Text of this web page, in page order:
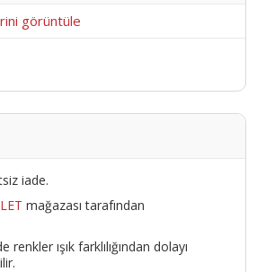
görüntüle
iade.
mağazası tarafından
ışık farklılığından dolayı